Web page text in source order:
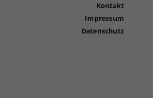
Kontakt
Impressum
Datenschutz